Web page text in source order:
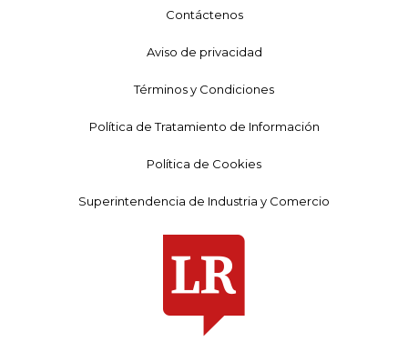
Contáctenos
Aviso de privacidad
Términos y Condiciones
Política de Tratamiento de Información
Política de Cookies
Superintendencia de Industria y Comercio